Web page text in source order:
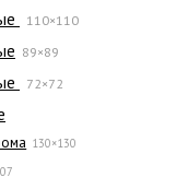
110×110
89×89
72×72
130×130